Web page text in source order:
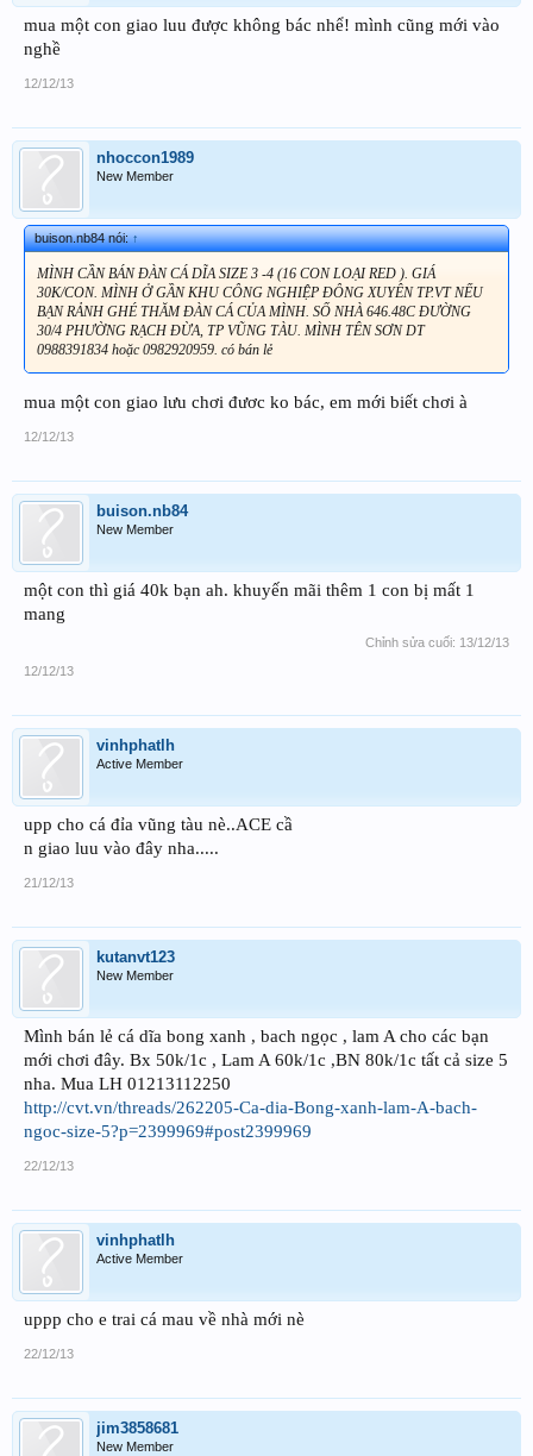
mua một con giao luu được không bác nhể! mình cũng mới vào
nghề
12/12/13
nhoccon1989
New Member
buison.nb84 nói:↑
MÌNH CẦN BÁN ĐÀN CÁ DĨA SIZE 3 -4 (16 CON LOẠI RED ). GIÁ
30K/CON. MÌNH Ở GẦN KHU CÔNG NGHIỆP ĐÔNG XUYÊN TP.VT NẾU
BẠN RẢNH GHÉ THĂM ĐÀN CÁ CỦA MÌNH. SỐ NHÀ 646.48C ĐƯỜNG
30/4 PHƯỜNG RẠCH ĐỪA, TP VŨNG TÀU. MÌNH TÊN SƠN DT
0988391834 hoặc 0982920959. có bán lẻ
mua một con giao lưu chơi đươc ko bác, em mới biết chơi à
12/12/13
buison.nb84
New Member
một con thì giá 40k bạn ah. khuyến mãi thêm 1 con bị mất 1
mang
Chỉnh sửa cuối: 13/12/13
12/12/13
vinhphatlh
Active Member
upp cho cá đỉa vũng tàu nè..ACE cầ
n giao luu vào đây nha.....
21/12/13
kutanvt123
New Member
Mình bán lẻ cá dĩa bong xanh , bach ngọc , lam A cho các bạn
mới chơi đây. Bx 50k/1c , Lam A 60k/1c ,BN 80k/1c tất cả size 5
nha. Mua LH 01213112250
http://cvt.vn/threads/262205-Ca-dia-Bong-xanh-lam-A-bach-
ngoc-size-5?p=2399969#post2399969
22/12/13
vinhphatlh
Active Member
uppp cho e trai cá mau về nhà mới nè
22/12/13
jim3858681
New Member